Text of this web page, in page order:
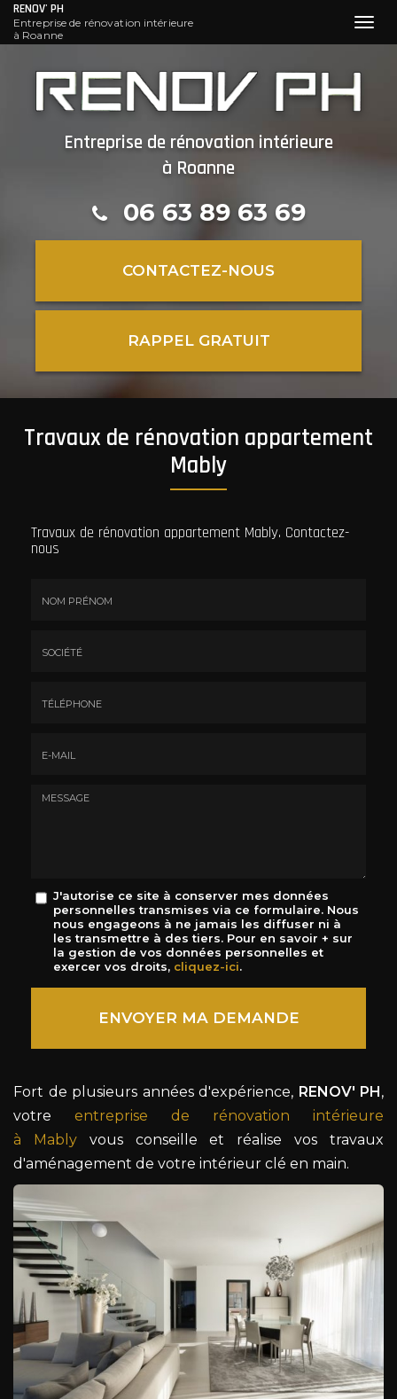
contenu
RENOV' PH
Entreprise de rénovation intérieure
à Roanne
Entreprise de rénovation intérieure
à Roanne
06 63 89 63 69
CONTACTEZ-NOUS
RAPPEL GRATUIT
Travaux de rénovation appartement
Mably
Travaux de rénovation appartement Mably. Contactez-
nous
Message
J'autorise ce site à conserver mes données
personnelles transmises via ce formulaire. Nous
nous engageons à ne jamais les diffuser ni à
les transmettre à des tiers. Pour en savoir + sur
la gestion de vos données personnelles et
exercer vos droits, cliquez-ici.
Acceptation
ENVOYER MA DEMANDE
Fort de plusieurs années d'expérience, RENOV' PH ,
votre entreprise de rénovation intérieure
à Mablyvous conseille et réalise vos travaux
d'aménagement de votre intérieur clé en main.